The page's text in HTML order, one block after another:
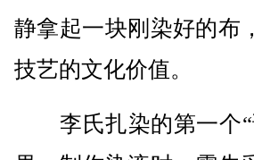
静拿起一块刚染好的布
技艺的文化价值。
李氏扎染的第一个“